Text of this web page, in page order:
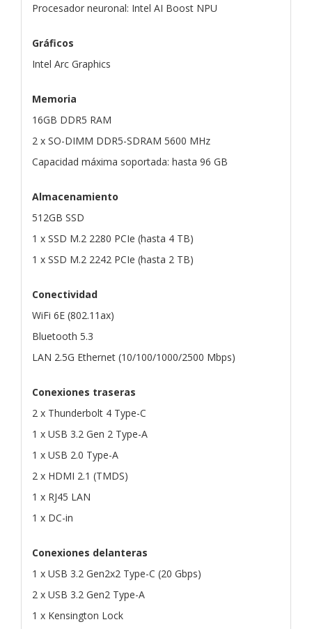
Procesador neuronal: Intel AI Boost NPU
Gráficos
Intel Arc Graphics
Memoria
16GB DDR5 RAM
2 x SO-DIMM DDR5-SDRAM 5600 MHz
Capacidad máxima soportada: hasta 96 GB
Almacenamiento
512GB SSD
1 x SSD M.2 2280 PCIe (hasta 4 TB)
1 x SSD M.2 2242 PCIe (hasta 2 TB)
Conectividad
WiFi 6E (802.11ax)
Bluetooth 5.3
LAN 2.5G Ethernet (10/100/1000/2500 Mbps)
Conexiones traseras
2 x Thunderbolt 4 Type-C
1 x USB 3.2 Gen 2 Type-A
1 x USB 2.0 Type-A
2 x HDMI 2.1 (TMDS)
1 x RJ45 LAN
1 x DC-in
Conexiones delanteras
1 x USB 3.2 Gen2x2 Type-C (20 Gbps)
2 x USB 3.2 Gen2 Type-A
1 x Kensington Lock